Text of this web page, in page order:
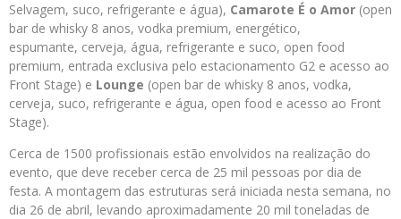
Selvagem, suco, refrigerante e água), Camarote É o Amor (open
bar de whisky 8 anos, vodka premium, energético,
espumante, cerveja, água, refrigerante e suco, open food
premium, entrada exclusiva pelo estacionamento G2 e acesso ao
Front Stage) e Lounge (open bar de whisky 8 anos, vodka,
cerveja, suco, refrigerante e água, open food e acesso ao Front
Stage).
Cerca de 1500 profissionais estão envolvidos na realização do
evento, que deve receber cerca de 25 mil pessoas por dia de
festa. A montagem das estruturas será iniciada nesta semana, no
dia 26 de abril, levando aproximadamente 20 mil toneladas de